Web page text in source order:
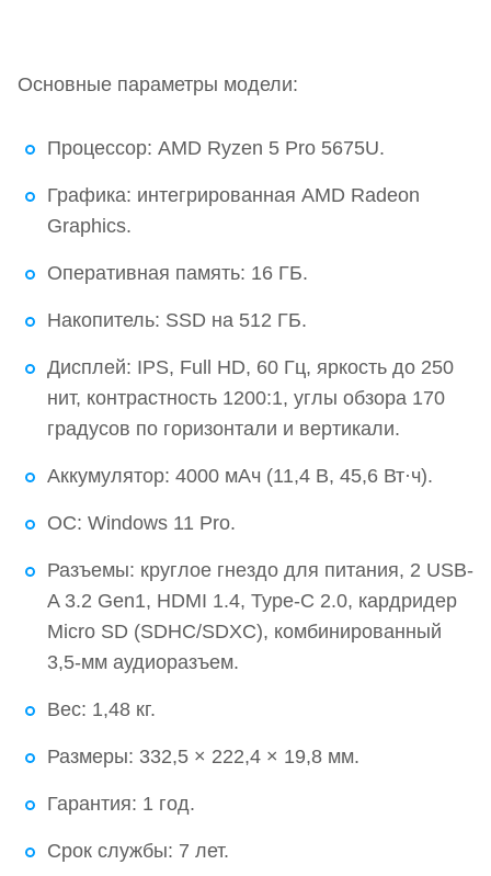
Разъемы и порты
Оценка аудиосистемы
Камера и экран
Аппаратное обеспечение, производительность и
Тестирование — подробный разбор
производительности iRU Tactio 14RLH
Выводы
Основные параметры модели:
Процессор: AMD Ryzen 5 Pro 5675U.
Графика: интегрированная AMD Radeon
Graphics.
Оперативная память: 16 ГБ.
Накопитель: SSD на 512 ГБ.
Дисплей: IPS, Full HD, 60 Гц, яркость до 250
нит, контрастность 1200:1, углы обзора 170
градусов по горизонтали и вертикали.
Аккумулятор: 4000 мАч (11,4 В, 45,6 Вт·ч).
ОС: Windows 11 Pro.
Разъемы: круглое гнездо для питания, 2 USB-
A 3.2 Gen1, HDMI 1.4, Type-C 2.0, кардридер
Micro SD (SDHC/SDXC), комбинированный
3,5-мм аудиоразъем.
Вес: 1,48 кг.
Размеры: 332,5 × 222,4 × 19,8 мм.
Гарантия: 1 год.
Срок службы: 7 лет.